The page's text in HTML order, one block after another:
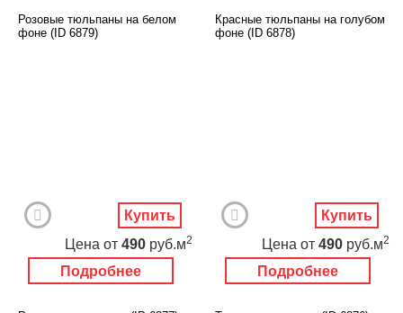
Розовые тюльпаны на белом
фоне (ID 6879)
Подробнее
Цена от 490 руб.м2
Купить
Красные тюльпаны на голубом
фоне (ID 6878)
Подробнее
Цена от 490 руб.м2
Купить